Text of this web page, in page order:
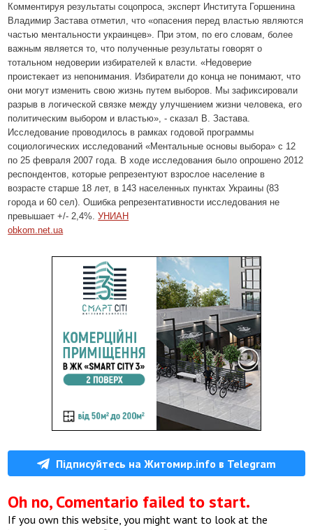
Комментируя результаты соцопроса, эксперт Института Горшенина
Владимир Застава отметил, что «опасения перед властью являются
частью ментальности украинцев». При этом, по его словам, более
важным является то, что полученные результаты говорят о
тотальном недоверии избирателей к власти. «Недоверие
проистекает из непонимания. Избиратели до конца не понимают, что
они могут изменить свою жизнь путем выборов. Мы зафиксировали
разрыв в логической связке между улучшением жизни человека, его
политическим выбором и властью», - сказал В. Застава.
Исследование проводилось в рамках годовой программы
социологических исследований «Ментальные основы выбора» с 12
по 25 февраля 2007 года. В ходе исследования было опрошено 2012
респондентов, которые репрезентуют взрослое население в
возрасте старше 18 лет, в 143 населенных пунктах Украины (83
города и 60 сел). Ошибка репрезентативности исследования не
превышает +/- 2,4%.УНИАН
obkom.net.ua
Підписуйтесь на Житомир.info в Telegram
Oh no, Comentario failed to start.
If you own this website, you might want to look at the